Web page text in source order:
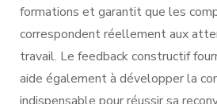
formations et garantit que les
correspondent réellement aux
travail. Le feedback constructif
aide également à développer la